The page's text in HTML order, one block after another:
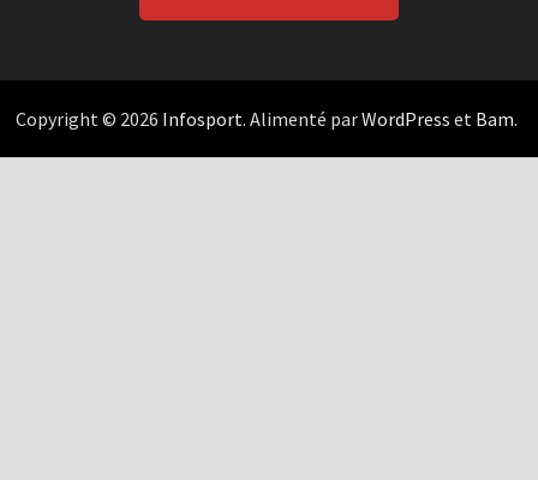
Copyright © 2026 Infosport. Alimenté parWordPress et Bam.